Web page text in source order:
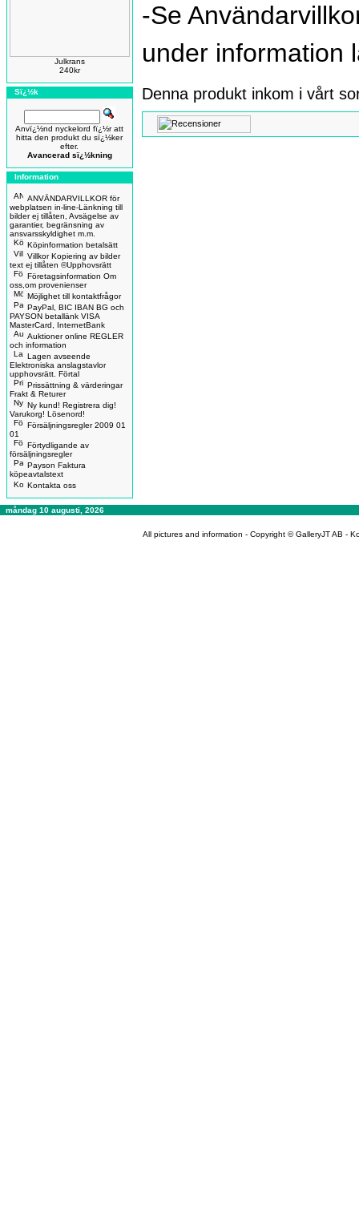
Julkrans
240kr
Sï¿½k
Anvï¿½nd nyckelord fï¿½r att
hitta den produkt du sï¿½ker
efter.
Avancerad sï¿½kning
Information
ANVÄNDARVILLKOR för
webplatsen in-line-Länkning till
bilder ej tillåten, Avsägelse av
garantier, begränsning av
ansvarsskyldighet m.m.
Köpinformation betalsätt
Villkor Kopiering av bilder
text ej tillåten ©Upphovsrätt
Företagsinformation Om
oss,om provenienser
Möjlighet till kontaktfrågor
PayPal, BIC IBAN BG och
PAYSON betallänk VISA
MasterCard, InternetBank
Auktioner online REGLER
och information
Lagen avseende
Elektroniska anslagstavlor
upphovsrätt. Förtal
Prissättning & värderingar
Frakt & Returer
Ny kund! Registrera dig!
Varukorg! Lösenord!
Försäljningsregler 2009 01
01
Förtydligande av
försäljningsregler
Payson Faktura
köpeavtalstext
Kontakta oss
-Se
under information
Denna produkt inkom i vårt
måndag 10 augusti, 2026
All pictures and information - Copyright © GalleryJT AB -